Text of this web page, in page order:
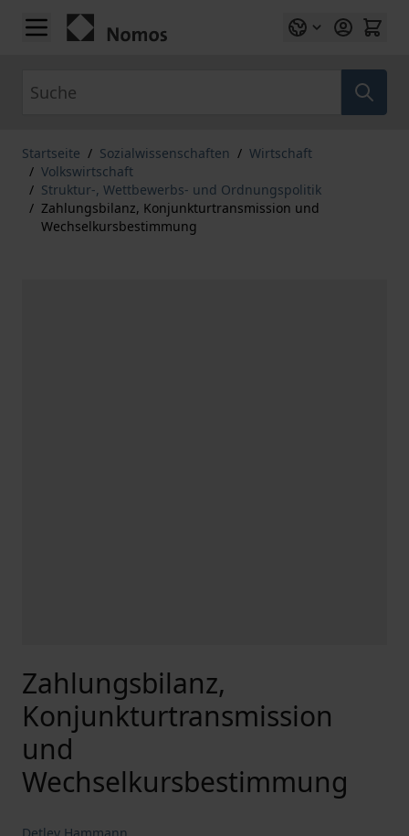
Zum Inhalt springen
Startseite / Sozialwissenschaften / Wirtschaft
/ Volkswirtschaft
/ Struktur-, Wettbewerbs- und Ordnungspolitik
/ Zahlungsbilanz, Konjunkturtransmission und
Wechselkursbestimmung
Zahlungsbilanz,
Konjunkturtransmission
und
Wechselkursbestimmung